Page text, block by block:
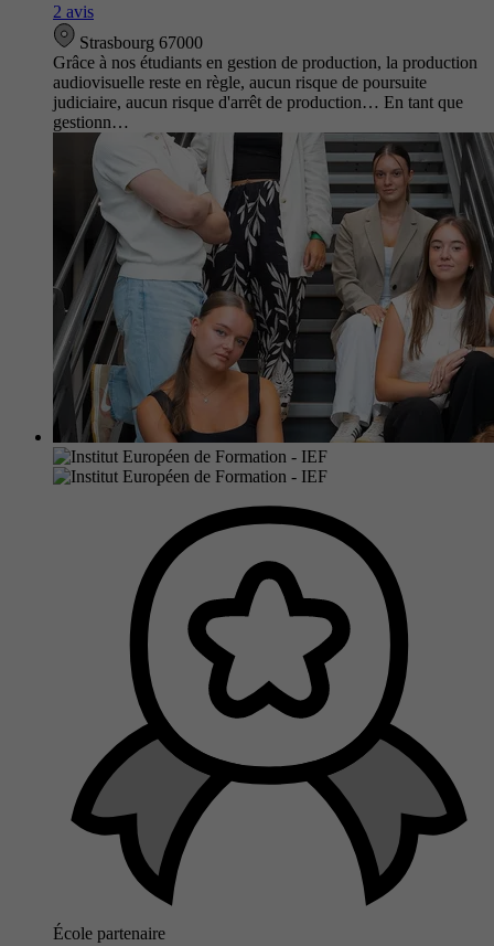
2 avis
Strasbourg 67000
Grâce à nos étudiants en gestion de production, la production
audiovisuelle reste en règle, aucun risque de poursuite
judiciaire, aucun risque d'arrêt de production… En tant que
gestionn…
École partenaire